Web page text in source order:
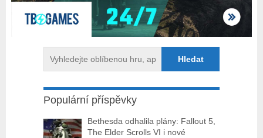
Populární příspěvky
Bethesda odhalila plány: Fallout 5,
The Elder Scrolls VI i nové